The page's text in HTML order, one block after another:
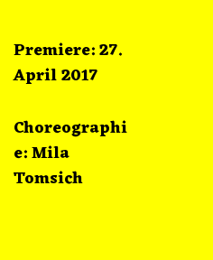
Premiere: 27.
April 2017
Choreographi
e: Mila
Tomsich